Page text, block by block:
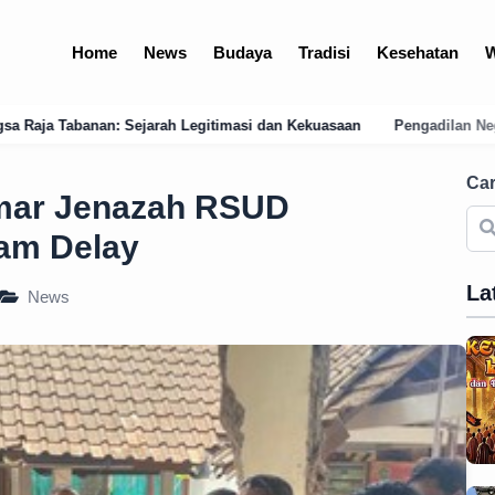
Home News Budaya Tradisi Kesehatan
dan Kekuasaan Pengadilan Negeri Amlapura: Profil, Layanan
Jenazah RSUD
Delay
News